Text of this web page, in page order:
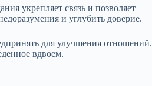
укрепляет связь и позволяет
и углубить доверие.
для улучшения отношений.
вдвоем.